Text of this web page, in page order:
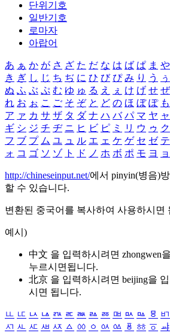
단위기호
일반기호
로마자
아랍어
あ ぁ か が さ ざ た だ な は ば ぱ ま や
き ぎ し じ ち ぢ に ひ び ぴ み り う ぅ
ぬ ふ ぶ ぷ む ゆ ゅ る え ぇ け げ せ ぜ
れ お ぉ こ ご そ ぞ と ど の ほ ぼ ぽ も
ア ァ カ サ ザ タ ダ ナ ハ バ パ マ ヤ ャ
ギ シ ジ チ ヂ ニ ヒ ビ ピ ミ リ ウ ゥ ク
フ ブ プ ム ユ ュ ル エ ェ ケ ゲ セ ゼ テ
ォ コ ゴ ソ ゾ ト ド ノ ホ ボ ポ モ ヨ ョ
http://chineseinput.net/에서 pinyin(병음)
할 수 있습니다.
변환된 중국어를 복사하여 사용하시면
예시)
中文 을 입력하시려면 zhongwen
누르시면됩니다.
北京 을 입력하시려면 beijing을
시면 됩니다.
ㅥ ㅦ ㅧ ㅨ ㅩ ㅪ ㅫ ㅬ ㅭ ㅮ ㅯ ㅰ ㅱ ㅲ
ㅺ ㅻ ㅼ ㅽ ㅾ ㅿ ㆀ ㆁ ㆂ ㆃ ㆄ ㆅ ㆆ ㆇ